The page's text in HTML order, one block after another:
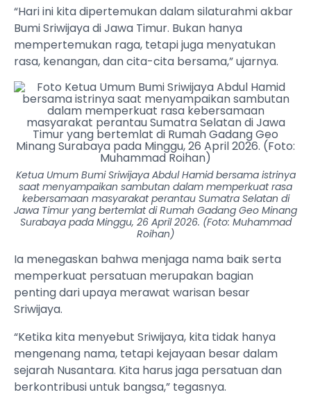
“Hari ini kita dipertemukan dalam silaturahmi akbar
Bumi Sriwijaya di Jawa Timur. Bukan hanya
mempertemukan raga, tetapi juga menyatukan
rasa, kenangan, dan cita-cita bersama,” ujarnya.
Ketua Umum Bumi Sriwijaya Abdul Hamid bersama istrinya
saat menyampaikan sambutan dalam memperkuat rasa
kebersamaan masyarakat perantau Sumatra Selatan di
Jawa Timur yang bertemlat di Rumah Gadang Geo Minang
Surabaya pada Minggu, 26 April 2026. (Foto: Muhammad
Roihan)
Ia menegaskan bahwa menjaga nama baik serta
memperkuat persatuan merupakan bagian
penting dari upaya merawat warisan besar
Sriwijaya.
“Ketika kita menyebut Sriwijaya, kita tidak hanya
mengenang nama, tetapi kejayaan besar dalam
sejarah Nusantara. Kita harus jaga persatuan dan
berkontribusi untuk bangsa,” tegasnya.